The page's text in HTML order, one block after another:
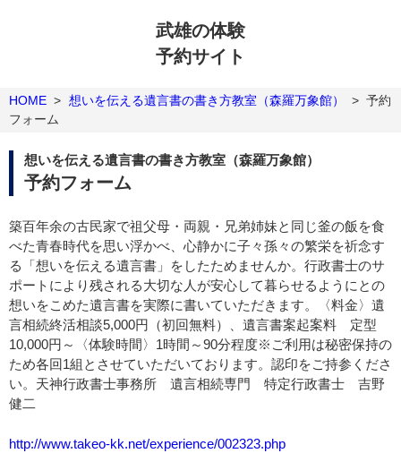
武雄の体験
予約サイト
HOME > 想いを伝える遺言書の書き方教室（森羅万象館） > 予約
フォーム
想いを伝える遺言書の書き方教室（森羅万象館）
予約フォーム
築百年余の古民家で祖父母・両親・兄弟姉妹と同じ釜の飯を食
べた青春時代を思い浮かべ、心静かに子々孫々の繁栄を祈念す
る「想いを伝える遺言書」をしたためませんか。行政書士のサ
ポートにより残される大切な人が安心して暮らせるようにとの
想いをこめた遺言書を実際に書いていただきます。〈料金〉遺
言相続終活相談5,000円（初回無料）、遺言書案起案料 定型
10,000円～〈体験時間〉1時間～90分程度※ご利用は秘密保持の
ため各回1組とさせていただいております。認印をご持参くださ
い。天神行政書士事務所 遺言相続専門 特定行政書士 吉野
健二
http://www.takeo-kk.net/experience/002323.php